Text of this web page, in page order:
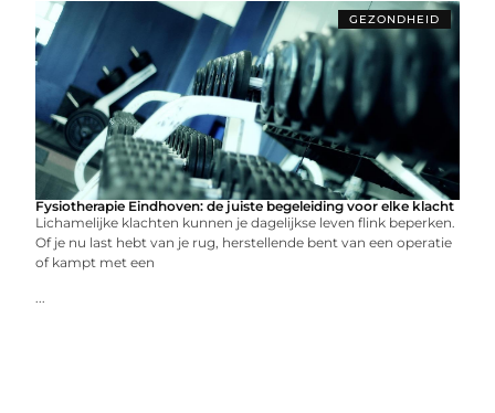
GEZONDHEID
Fysiotherapie Eindhoven: de juiste begeleiding voor elke klacht
Lichamelijke klachten kunnen je dagelijkse leven flink beperken.
Of je nu last hebt van je rug, herstellende bent van een operatie
of kampt met een
...